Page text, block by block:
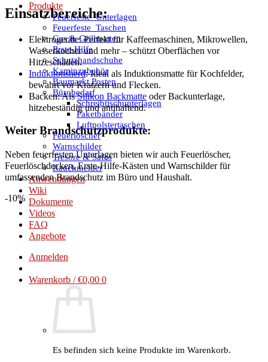
Produkte
Feuerfeste_Unterlagen
Feuerfeste_Taschen
Gas & Grillmatten
Erste-Hilfe
Schutzhandschuhe
Kaminzubehör
Baumarkt Posten
Bürobedarf
Schreibtischunterlagen
Paketbänder
Luftpolstertaschen
Feuerlöscher
Warnschilder
Tresore & Safes
Rauchmelder
Anwendungen
Wiki
Dokumente
Videos
FAQ
Angebote
Anmelden
Warenkorb /€0,00 0
Es befinden sich keine Produkte im Warenkorb.
Einsatzbereiche:
Elektrogeräte: Perfekt für Kaffeemaschinen, Mikrowellen,
Wasserkocher und mehr – schützt Oberflächen vor
Hitzeschäden.
Induktionsherd: Ideal als Induktionsmatte für Kochfelder,
bewahrt vor Kratzern und Flecken.
Backen: AlsSilikon Backmatte oder Backunterlage,
hitzebeständig und antihaftend.
Weiter Brandschutzprodukte:
Neben feuerfesten Unterlagen bieten wir auch Feuerlöscher,
Feuerlöschdecken, Erste-Hilfe-Kästen und Warnschilder für
umfassenden Brandschutz im Büro und Haushalt.
-10%